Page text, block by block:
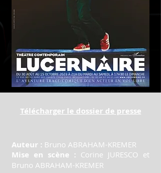
Télécharger le dossier de presse
Auteur : Bruno ABRAHAM-KREMER
Mise en scène : Corine JURESCO et
Bruno ABRAHAM-KREMER